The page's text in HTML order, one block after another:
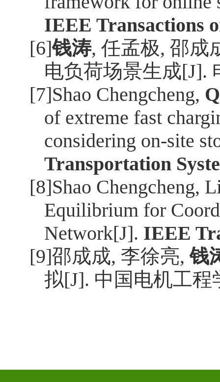
IEEE Transactions
[6]钱涛, 任孟极, 邵成
电负荷场景生成[J].
[7]Shao Chengcheng,
of extreme fast
considering on-site
Transportation
[8]Shao Chengcheng,
Equilibrium for
Network[J]. IEEE
[9]邵成成, 李徐亮,钱
拟[J]. 中国电机工程